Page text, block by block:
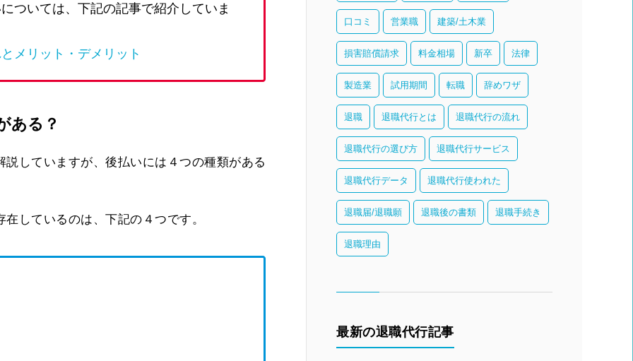
ついては、下記の記事で紹介していま
メリット・デメリット
ある？
していますが、後払いには４つの種類がある
しているのは、下記の４つです。
口コミ 営業職 建築/土木業
損害賠償請求 料金相場 新卒 法律
製造業 試用期間 転職 辞めワザ
退職 退職代行とは 退職代行の流れ
退職代行の選び方 退職代行サービス
退職代行データ 退職代行使われた
退職届/退職願 退職後の書類 退職手続き
退職理由
最新の退職代行記事